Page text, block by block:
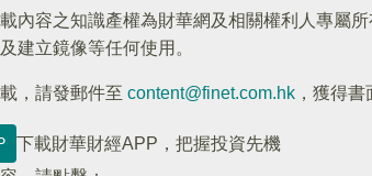
內容之知識產權為財華網及相關權利人專屬
建立鏡像等任何使用。
，請發郵件至 content@finet.com.hk ，獲得
下載財華財經APP，把握投資先機